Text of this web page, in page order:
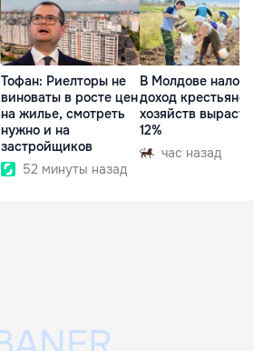
Тофан: Риелторы не
виноваты в росте цен
на жилье, смотреть
нужно и на
застройщиков
52 минуты назад
В Молдове налог
доход
хозяйств
12%
час назад